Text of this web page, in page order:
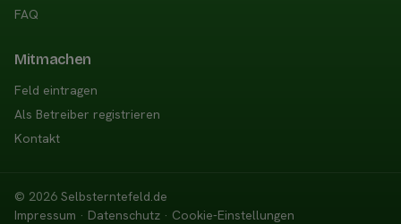
FAQ
Mitmachen
Feld eintragen
Als Betreiber registrieren
Kontakt
© 2026 Selbsterntefeld.de
Impressum · Datenschutz · Cookie-Einstellungen